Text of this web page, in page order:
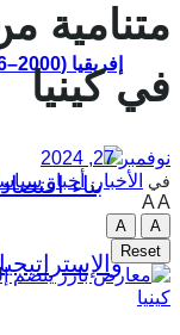
إفريقيا (2000–2026)
متنامية
في كينيا
نوفمبر 27, 2024
في الأخبار ,أخبار
AA
A
A
Reset